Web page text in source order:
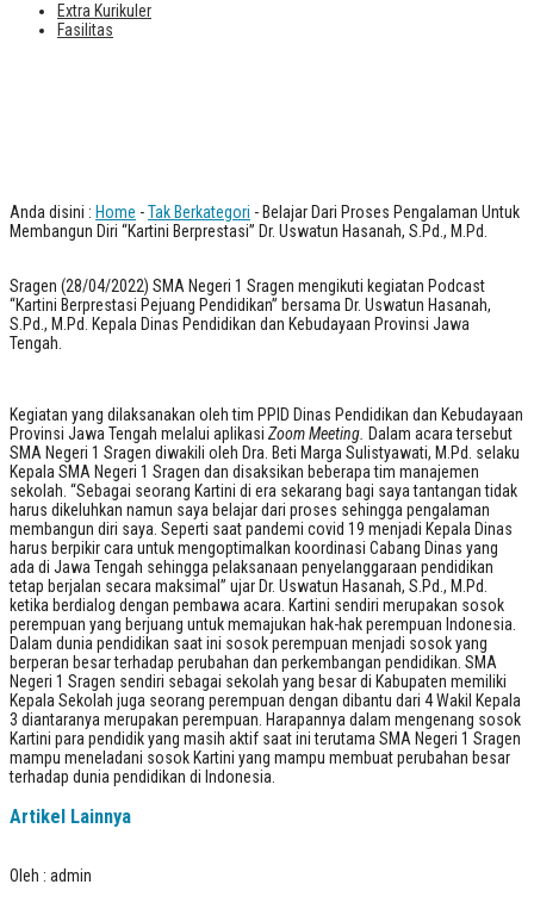
Extra Kurikuler
Fasilitas
Anda disini : Home -Tak Berkategori - Belajar Dari Proses Pengalaman Untuk
Membangun Diri “Kartini Berprestasi” Dr. Uswatun Hasanah, S.Pd., M.Pd.
Sragen (28/04/2022) SMA Negeri 1 Sragen mengikuti kegiatan Podcast
“Kartini Berprestasi Pejuang Pendidikan” bersama Dr. Uswatun Hasanah,
S.Pd., M.Pd. Kepala Dinas Pendidikan dan Kebudayaan Provinsi Jawa
Tengah.
Kegiatan yang dilaksanakan oleh tim PPID Dinas Pendidikan dan Kebudayaan
Provinsi Jawa Tengah melalui aplikasi Zoom Meeting. Dalam acara tersebut
SMA Negeri 1 Sragen diwakili oleh Dra. Beti Marga Sulistyawati, M.Pd. selaku
Kepala SMA Negeri 1 Sragen dan disaksikan beberapa tim manajemen
sekolah. “Sebagai seorang Kartini di era sekarang bagi saya tantangan tidak
harus dikeluhkan namun saya belajar dari proses sehingga pengalaman
membangun diri saya. Seperti saat pandemi covid 19 menjadi Kepala Dinas
harus berpikir cara untuk mengoptimalkan koordinasi Cabang Dinas yang
ada di Jawa Tengah sehingga pelaksanaan penyelanggaraan pendidikan
tetap berjalan secara maksimal” ujar Dr. Uswatun Hasanah, S.Pd., M.Pd.
ketika berdialog dengan pembawa acara. Kartini sendiri merupakan sosok
perempuan yang berjuang untuk memajukan hak-hak perempuan Indonesia.
Dalam dunia pendidikan saat ini sosok perempuan menjadi sosok yang
berperan besar terhadap perubahan dan perkembangan pendidikan. SMA
Negeri 1 Sragen sendiri sebagai sekolah yang besar di Kabupaten memiliki
Kepala Sekolah juga seorang perempuan dengan dibantu dari 4 Wakil Kepala
3 diantaranya merupakan perempuan. Harapannya dalam mengenang sosok
Kartini para pendidik yang masih aktif saat ini terutama SMA Negeri 1 Sragen
mampu meneladani sosok Kartini yang mampu membuat perubahan besar
terhadap dunia pendidikan di Indonesia.
Artikel Lainnya
Oleh : admin